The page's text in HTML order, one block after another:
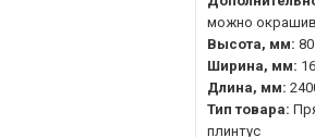
можно
Высота, мм: 80
Ширина, мм: 16
Длина, мм:
Тип товара:
плинтус